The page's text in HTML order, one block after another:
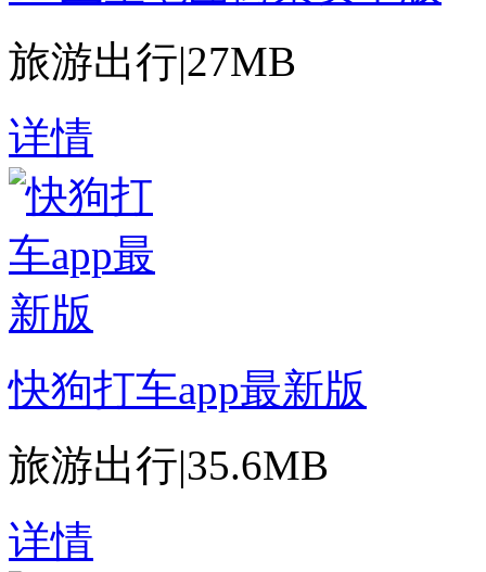
旅游出行|27MB
详情
快狗打车app最新版
旅游出行|35.6MB
详情